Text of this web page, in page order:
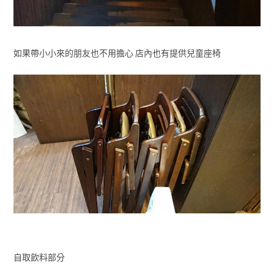
如果帶小小來的朋友也不用擔心 店內也有提供兒童座椅
自取飲料部分